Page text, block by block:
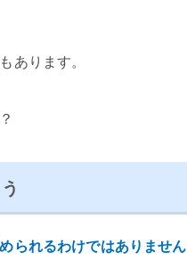
あります。
られるわけではありません